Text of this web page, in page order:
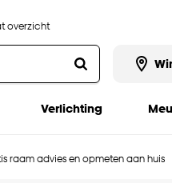
overzicht
Verlichting
raam advies en opmeten aan huis